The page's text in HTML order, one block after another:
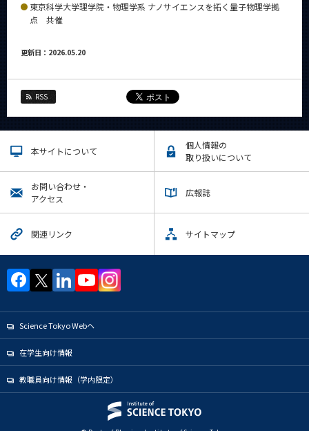
東京科学大学理学院・物理学系 ナノサイエンスを拓く量子物理学拠
点 共催
更新日：2026.05.20
RSS
本サイトについて
個人情報の
取り扱いについて
お問い合わせ・
アクセス
広報誌
関連リンク サイトマップ
Science Tokyo Webヘ
在学生向け情報
教職員向け情報（学内限定）